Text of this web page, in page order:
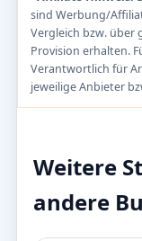
sind Werbung/
Vergleich bzw. über
Provision erhalten.
Verantwortlich für
jeweilige Anbieter
Weitere
andere